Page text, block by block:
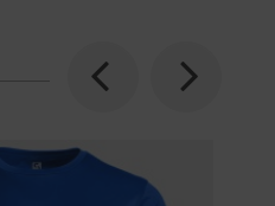
Previous Next